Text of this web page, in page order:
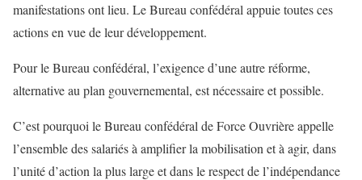
manifestations ont lieu. Le Bureau confédéral appuie toutes ces
actions en vue de leur développement.
Pour le Bureau confédéral, l’exigence d’une autre réforme,
alternative au plan gouvernemental, est nécessaire et possible.
C’est pourquoi le Bureau confédéral de Force Ouvrière appelle
l’ensemble des salariés à amplifier la mobilisation et à agir, dans
l’unité d’action la plus large et dans le respect de l’indépendance